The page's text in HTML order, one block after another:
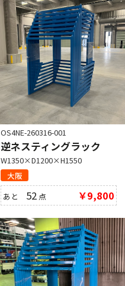
OS4NE-260316-001
逆ネスティングラック
W1350×D1200×H1550
大阪
あと 52 点 ￥9,800